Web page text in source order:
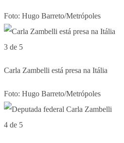
Foto: Hugo Barreto/Metrópoles
3 de 5
Carla Zambelli está presa na Itália
Foto: Hugo Barreto/Metrópoles
4 de 5